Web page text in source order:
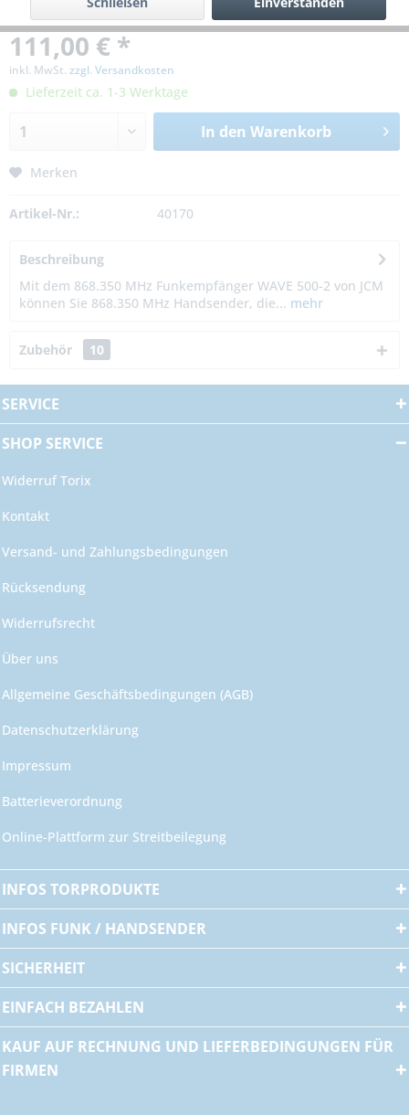
111,00 € *
inkl. MwSt. zzgl. Versandkosten
Lieferzeit ca. 1-3 Werktage
In den Warenkorb
Merken
Artikel-Nr.: 40170
Beschreibung
Mit dem 868.350 MHz Funkempfänger WAVE 500-2 von JCM
können Sie 868.350 MHz Handsender, die... mehr
Zubehör 10
SERVICE
SHOP SERVICE
Widerruf Torix
Kontakt
Versand- und Zahlungsbedingungen
Rücksendung
Widerrufsrecht
Über uns
Allgemeine Geschäftsbedingungen (AGB)
Datenschutzerklärung
Impressum
Batterieverordnung
Online-Plattform zur Streitbeilegung
INFOS TORPRODUKTE
INFOS FUNK / HANDSENDER
SICHERHEIT
EINFACH BEZAHLEN
KAUF AUF RECHNUNG UND LIEFERBEDINGUNGEN FÜR
FIRMEN